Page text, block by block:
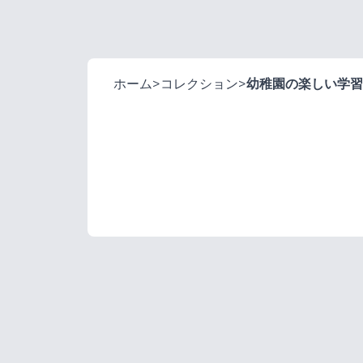
ホーム>コレクション>幼稚園の楽しい学